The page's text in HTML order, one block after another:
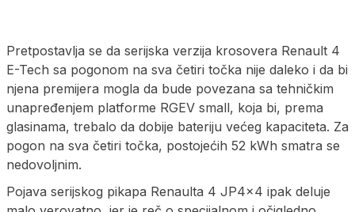
Pretpostavlja se da serijska verzija krosovera Renault 4
E-Tech sa pogonom na sva četiri točka nije daleko i da bi
njena premijera mogla da bude povezana sa tehničkim
unapređenjem platforme RGEV small, koja bi, prema
glasinama, trebalo da dobije bateriju većeg kapaciteta. Za
pogon na sva četiri točka, postojećih 52 kWh smatra se
nedovoljnim.
Pojava serijskog pikapa Renaulta 4 JP4x4 ipak deluje